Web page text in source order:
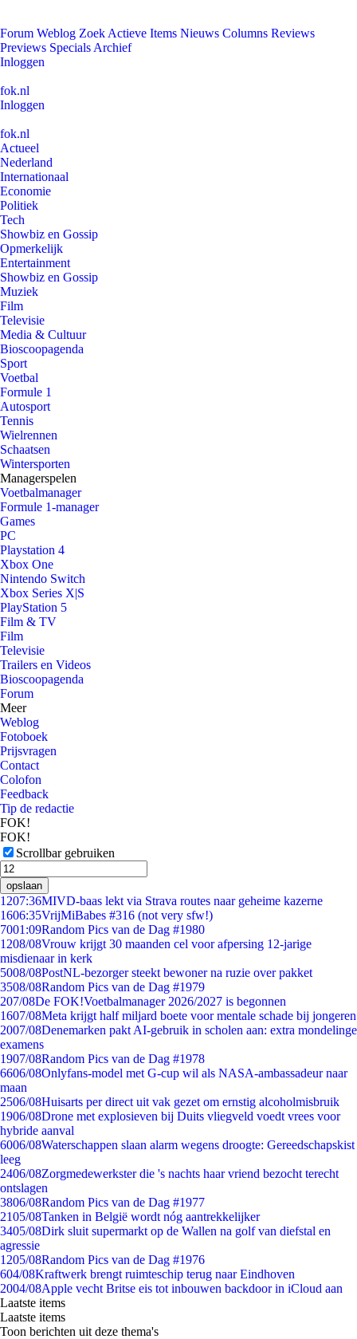
Forum Weblog Zoek Actieve Items Nieuws Columns Reviews
Previews Specials Archief
Inloggen
fok.nl
Inloggen
fok.nl
Actueel
Nederland
Internationaal
Economie
Politiek
Tech
Showbiz en Gossip
Opmerkelijk
Entertainment
Showbiz en Gossip
Muziek
Film
Televisie
Media & Cultuur
Bioscoopagenda
Sport
Voetbal
Formule 1
Autosport
Tennis
Wielrennen
Schaatsen
Wintersporten
Managerspelen
Voetbalmanager
Formule 1-manager
Games
PC
Playstation 4
Xbox One
Nintendo Switch
Xbox Series X|S
PlayStation 5
Film & TV
Film
Televisie
Trailers en Videos
Bioscoopagenda
Forum
Meer
Weblog
Fotoboek
Prijsvragen
Contact
Colofon
Feedback
Tip de redactie
FOK!
FOK!
Scrollbar gebruiken
opslaan
1207:36MIVD-baas lekt via Strava routes naar geheime kazerne
1606:35VrijMiBabes #316 (not very sfw!)
7001:09Random Pics van de Dag #1980
1208/08Vrouw krijgt 30 maanden cel voor afpersing 12-jarige
misdienaar in kerk
5008/08PostNL-bezorger steekt bewoner na ruzie over pakket
3508/08Random Pics van de Dag #1979
207/08De FOK!Voetbalmanager 2026/2027 is begonnen
1607/08Meta krijgt half miljard boete voor mentale schade bij jongeren
2007/08Denemarken pakt AI-gebruik in scholen aan: extra mondelinge
examens
1907/08Random Pics van de Dag #1978
6606/08Onlyfans-model met G-cup wil als NASA-ambassadeur naar
maan
2506/08Huisarts per direct uit vak gezet om ernstig alcoholmisbruik
1906/08Drone met explosieven bij Duits vliegveld voedt vrees voor
hybride aanval
6006/08Waterschappen slaan alarm wegens droogte: Gereedschapskist
leeg
2406/08Zorgmedewerkster die 's nachts haar vriend bezocht terecht
ontslagen
3806/08Random Pics van de Dag #1977
2105/08Tanken in België wordt nóg aantrekkelijker
3405/08Dirk sluit supermarkt op de Wallen na golf van diefstal en
agressie
1205/08Random Pics van de Dag #1976
604/08Kraftwerk brengt ruimteschip terug naar Eindhoven
2004/08Apple vecht Britse eis tot inbouwen backdoor in iCloud aan
Laatste items
Laatste items
Toon berichten uit deze thema's